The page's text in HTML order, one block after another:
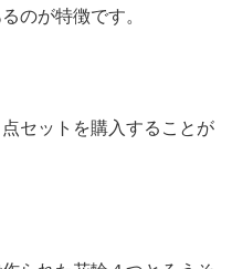
のが特徴です。
セットを購入することが